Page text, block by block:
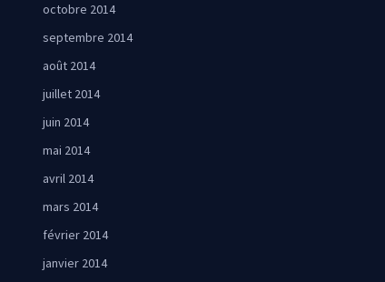
octobre 2014
septembre 2014
août 2014
juillet 2014
juin 2014
mai 2014
avril 2014
mars 2014
février 2014
janvier 2014